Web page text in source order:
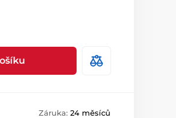
Záruka: 24 měsíců